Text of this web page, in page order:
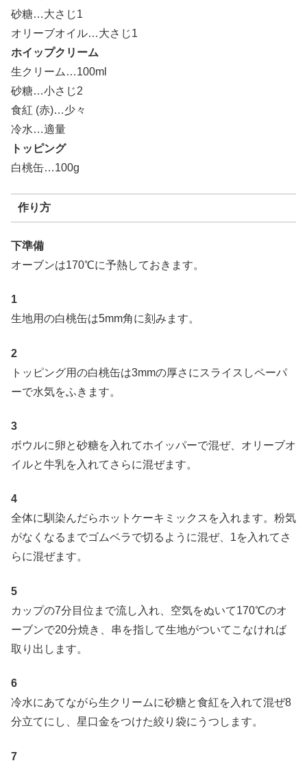
砂糖…大さじ1
オリーブオイル…大さじ1
ホイップクリーム
生クリーム…100ml
砂糖…小さじ2
食紅 (赤)…少々
冷水…適量
トッピング
白桃缶…100g
作り方
下準備
オーブンは170℃に予熱しておきます。
1
生地用の白桃缶は5mm角に刻みます。
2
トッピング用の白桃缶は3mmの厚さにスライスしペーパ
ーで水気をふきます。
3
ボウルに卵と砂糖を入れてホイッパーで混ぜ、オリーブオ
イルと牛乳を入れてさらに混ぜます。
4
全体に馴染んだらホットケーキミックスを入れます。粉気
がなくなるまでゴムベラで切るように混ぜ、1を入れてさ
らに混ぜます。
5
カップの7分目位まで流し入れ、空気をぬいて170℃のオ
ーブンで20分焼き、串を指して生地がついてこなければ
取り出します。
6
冷水にあてながら生クリームに砂糖と食紅を入れて混ぜ8
分立てにし、星口金をつけた絞り袋にうつします。
7